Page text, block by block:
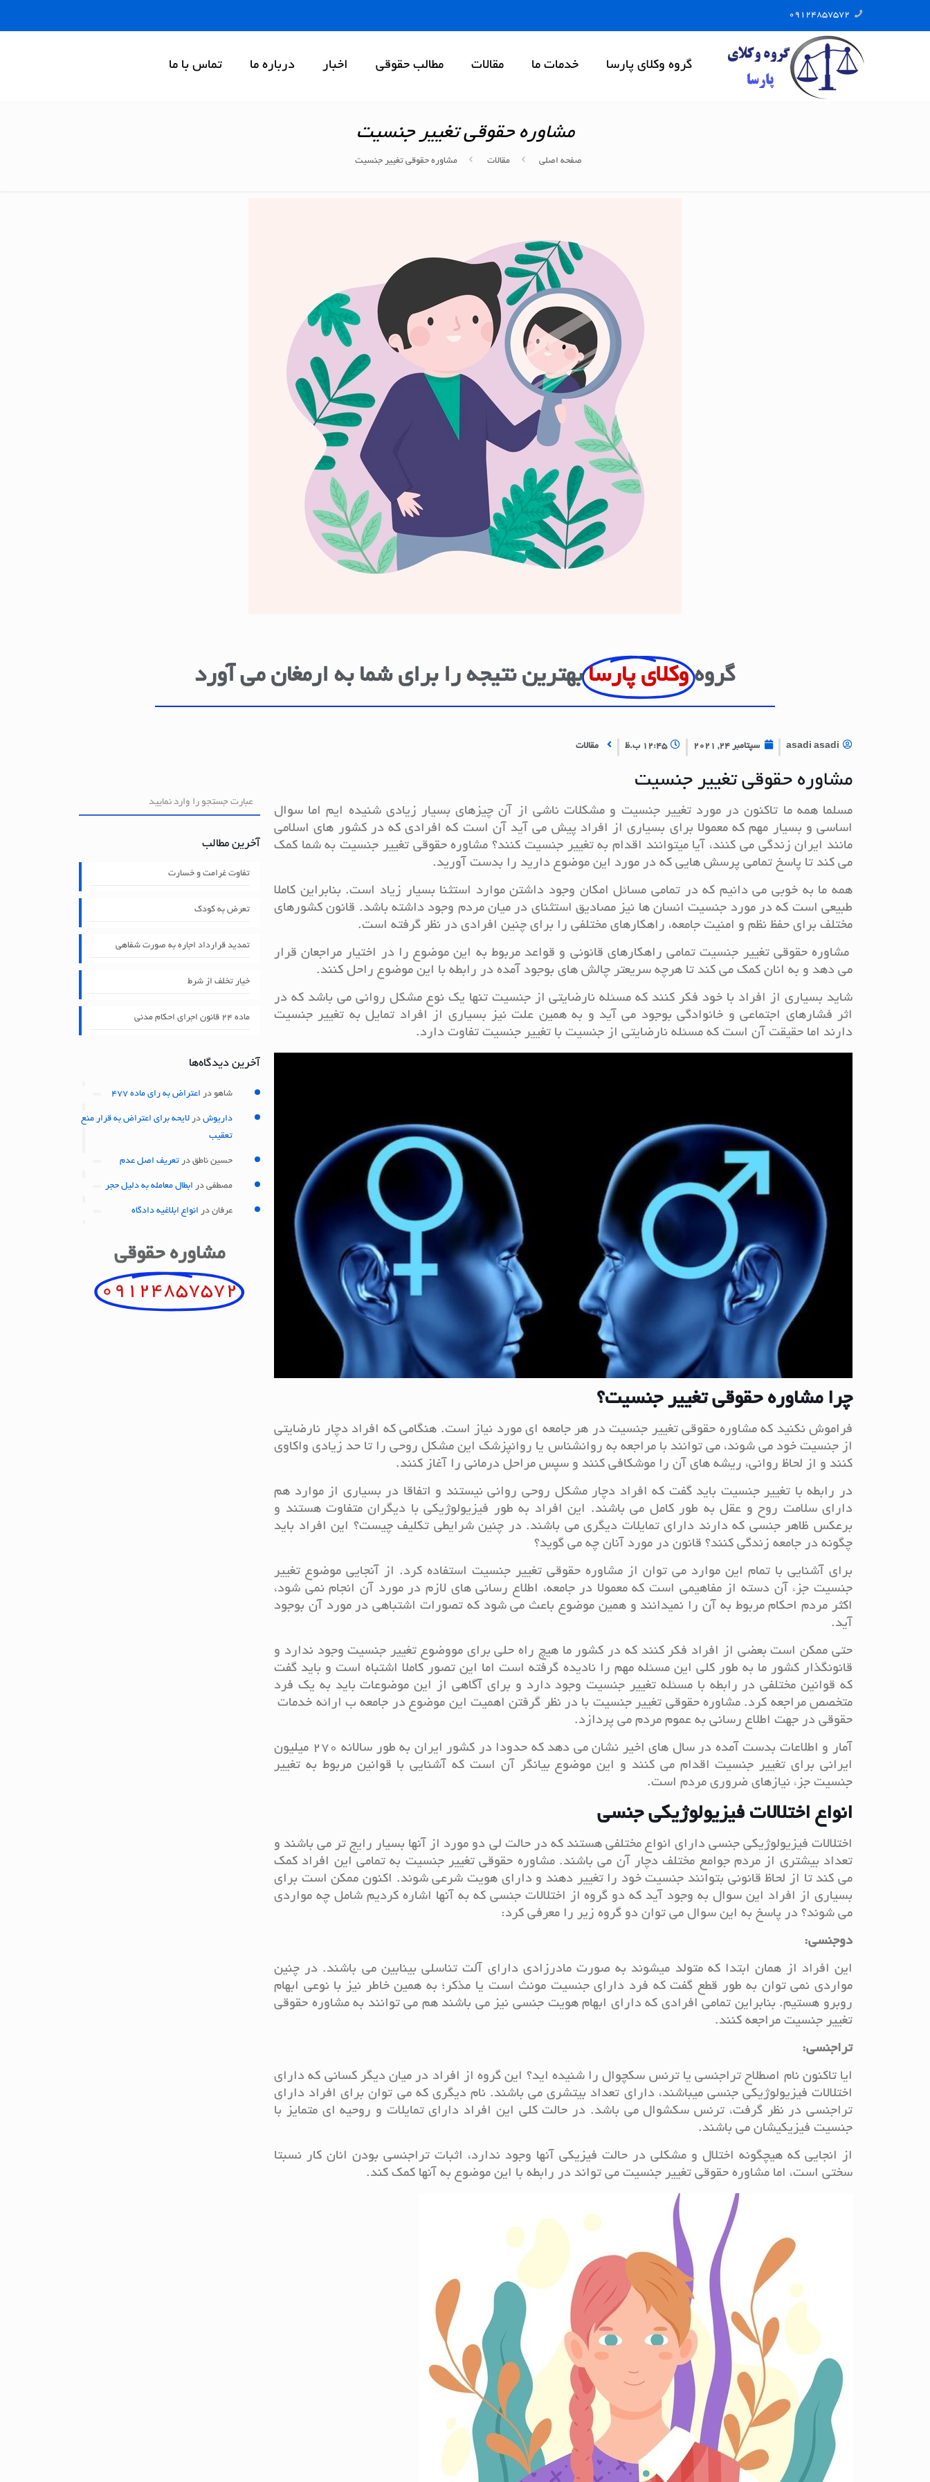
09124857572
گروه وکلای پارسا خدمات ما مقالات مطالب حقوقی اخبار درباره ما تماس با ما
مشاوره حقوقی تغییر جنسیت
صفحه اصلی مقالات مشاوره حقوقی تغییر جنسیت
گروه وکلای پارسا بهترین نتیجه را برای شما به ارمغان می آورد
asadi asadi سپتامبر 24, 2021 12:45 ب.ظ مقالات
مشاوره حقوقی تغییر جنسیت
مسلما همه ما تاکنون در مورد تغییر جنسیت و مشکلات ناشی از آن چیزهای بسیار زیادی شنیده ایم اما سوال
اساسی و بسیار مهم که معمولا برای بسیاری از افراد پیش می آید آن است که افرادی که در کشور های اسلامی
مانند ایران زندگی می کنند، آیا میتوانند اقدام به تغییر جنسیت کنند؟ مشاوره حقوقی تغییر جنسیت به شما کمک
می کند تا پاسخ تمامی پرسش هایی که در مورد این موضوع دارید را بدست آورید.
همه ما به خوبی می دانیم که در تمامی مسائل امکان وجود داشتن موارد استثنا بسیار زیاد است. بنابراین کاملا
طبیعی است که در مورد جنسیت انسان ها نیز مصادیق استثنای در میان مردم وجود داشته باشد. قانون کشورهای
مختلف برای حفظ نظم و امنیت جامعه، راهکارهای مختلفی را برای چنین افرادی در نظر گرفته است.
مشاوره حقوقی تغییر جنسیت تمامی راهکارهای قانونی و قواعد مربوط به این موضوع را در اختیار مراجعان قرار
می دهد و به انان کمک می کند تا هرچه سریعتر چالش های بوجود آمده در رابطه با این موضوع راحل کنند.
شاید بسیاری از افراد با خود فکر کنند که مسئله نارضایتی از جنسیت تنها یک نوع مشکل روانی می باشد که در
اثر فشارهای اجتماعی و خانوادگی بوجود می آید و به همین علت نیز بسیاری از افراد تمایل به تغییر جنسیت
دارند اما حقیقت آن است که مسئله نارضایتی از جنسیت با تغییر جنسیت تفاوت دارد.
چرا مشاوره حقوقی تغییر جنسیت؟
فراموش نکنید که مشاوره حقوقی تغییر جنسیت در هر جامعه ای مورد نیاز است. هنگامی که افراد دچار نارضایتی
از جنسیت خود می شوند، می توانند با مراجعه به روانشناس یا روانپزشک این مشکل روحی را تا حد زیادی واکاوی
کنند و از لحاظ روانی، ریشه های آن را موشکافی کنند و سپس مراحل درمانی را آغاز کنند.
در رابطه با تغییر جنسیت باید گفت که افراد دچار مشکل روحی روانی نیستند و اتفاقا در بسیاری از موارد هم
دارای سلامت روح و عقل به طور کامل می باشند. این افراد به طور فیزیولوژیکی با دیگران متفاوت هستند و
برعکس ظاهر جنسی که دارند دارای تمایلات دیگری می باشند. در چنین شرایطی تکلیف چیست؟ این افراد باید
چگونه در جامعه زندگی کنند؟ قانون در مورد آنان چه می گوید؟
برای آشنایی با تمام این موارد می توان از مشاوره حقوقی تغییر جنسیت استفاده کرد. از آنجایی موضوع تغییر
جنسیت جزء آن دسته از مفاهیمی است که معمولا در جامعه، اطلاع رسانی های لازم در مورد آن انجام نمی شود،
اکثر مردم احکام مربوط به آن را نمیدانند و همین موضوع باعث می شود که تصورات اشتباهی در مورد آن بوجود
آید.
حتی ممکن است بعضی از افراد فکر کنند که در کشور ما هیچ راه حلی برای مووضوع تغییر جنسیت وجود ندارد و
قانونگذار کشور ما به طور کلی این مسئله مهم را نادیده گرفته است اما این تصور کاملا اشتباه است و باید گفت
که قوانین مختلفی در رابطه با مسئله تغییر جنسیت وجود دارد و برای آگاهی از این موضوعات باید به یک فرد
متخصص مراجعه کرد. مشاوره حقوقی تغییر جنسیت با در نظر گرفتن اهمیت این موضوع در جامعه ب ارائه خدمات
حقوقی در جهت اطلاع رسانی به عموم مردم می پردازد.
آمار و اطلاعات بدست آمده در سال های اخیر نشان می دهد که حدودا در کشور ایران به طور سالانه 270 میلیون
ایرانی برای تغییر جنسیت اقدام می کنند و این موضوع بیانگر آن است که آشنایی با قوانین مربوط به تغییر
جنسیت جزء نیازهای ضروری مردم است.
انواع اختلالات فیزیولوژیکی جنسی
اختلالات فیزیولوژیکی جنسی دارای انواع مختلفی هستند که در حالت لی دو مورد از آنها بسیار رایج تر می باشند و
تعداد بیشتری از مردم جوامع مختلف دچار آن می باشند. مشاوره حقوقی تغییر جنسیت به تمامی این افراد کمک
می کند تا از لحاظ قانونی بتوانند جنسیت خود را تغییر دهند و دارای هویت شرعی شوند. اکنون ممکن است برای
بسیاری از افراد این سوال به وجود آید که دو گروه از اختلالات جنسی که به آنها اشاره کردیم شامل چه مواردی
می شوند؟ در پاسخ به این سوال می توان دو گروه زیر را معرفی کرد:
دوجنسی:
این افراد از همان ابتدا که متولد میشوند به صورت مادرزادی دارای آلت تناسلی بینابین می باشند. در چنین
مواردی نمی توان به طور قطع گفت که فرد دارای جنسیت مونث است یا مذکر؛ به همین خاطر نیز با نوعی ابهام
روبرو هستیم. بنابراین تمامی افرادی که دارای ابهام هویت جنسی نیز می باشند هم می توانند به مشاوره حقوقی
تغییر جنسیت مراجعه کنند.
تراجنسی:
ایا تاکنون نام اصطلاح تراجنسی یا ترنس سکچوال را شنیده اید؟ این گروه از افراد در میان دیگر کسانی که دارای
اختلالات فیزیولوژیکی جنسی میباشند، دارای تعداد بیتشری می باشند. نام دیگری که می توان برای افراد دارای
تراجنسی در نظر گرفت، ترنس سکشوال می باشد. در حالت کلی این افراد دارای تمایلات و روحیه ای متمایز با
جنسیت فیزیکیشان می باشند.
از انجایی که هیچگونه اختلال و مشکلی در حالت فیزیکی آنها وجود ندارد، اثبات تراجنسی بودن انان کار نسبتا
سختی است، اما مشاوره حقوقی تغییر جنسیت می تواند در رابطه با این موضوع به آنها کمک کند.
آخرین مطالب
تفاوت غرامت و خسارت
تعرض به کودک
تمدید قرارداد اجاره به صورت شفاهی
خیار تخلف از شرط
ماده ۲۴ قانون اجرای احکام مدنی
آخرین دیدگاه‌ها
شاهو در اعتراض به رای ماده 477
داریوشدر لایحه برای اعتراض به قرار منع
تعقیب
حسین ناطقدر تعریف اصل عدم
مصطفیدر ابطال معامله به دلیل حجر
عرفاندر انواع ابلاغیه دادگاه
مشاوره حقوقی
09124857572